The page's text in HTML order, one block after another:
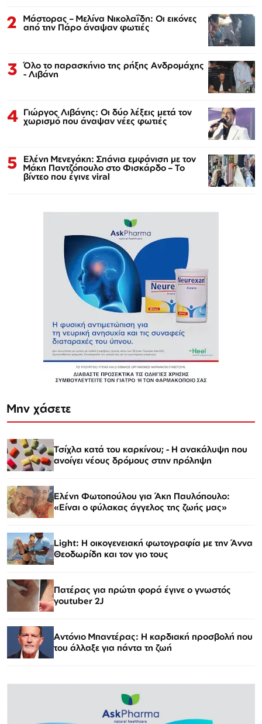
2 Μάστορας – Μελίνα Νικολαΐδη: Οι εικόνες
από την Πάρο άναψαν φωτιές
3 Όλο το παρασκήνιο της ρήξης Ανδρομάχης
- Λιβάνη
4 Γιώργος Λιβάνης: Οι δύο λέξεις μετά τον
χωρισμό που άναψαν νέες φωτιές
5 Ελένη Μενεγάκη: Σπάνια εμφάνιση με τον
Μάκη Παντζόπουλο στο Φισκάρδο – Το
βίντεο που έγινε viral
Μην χάσετε
Τσίχλα κατά του καρκίνου; - Η ανακάλυψη που
ανοίγει νέους δρόμους στην πρόληψη
Ελένη Φωτοπούλου για Άκη Παυλόπουλο:
«Είναι ο φύλακας άγγελος της ζωής μας»
Light: Η οικογενειακή φωτογραφία με την Άννα
Θεοδωρίδη και τον γιο τους
Πατέρας για πρώτη φορά έγινε ο γνωστός
youtuber 2J
Αντόνιο Μπαντέρας: Η καρδιακή προσβολή που
του άλλαξε για πάντα τη ζωή